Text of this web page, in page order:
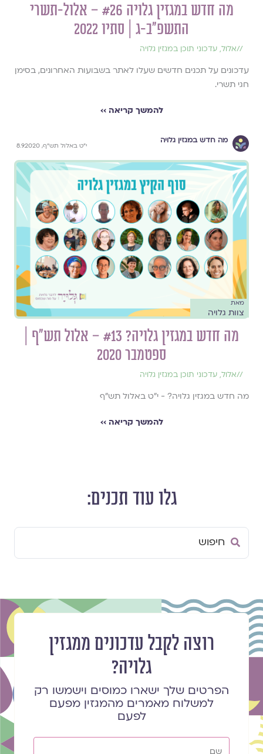
מה חדש במגזין גלויה #26 – אלול-תשרי
התשפ״ב-ג | סתיו 2022
//אלול, עדכוני תוכן במגזין גלויה
עדכונים על תכנים חדשים שעלו לאתר בשבועות האחרונים, בסימן
חגי תשרי.
להמשך קריאה ››
מה חדש במגזין גלויה
י"ט באלול תש"ף, 8.9.2020
מאת
צוות גלויה
מה חדש במגזין גלויה? #13 – אלול תש"ף |
ספטמבר 2020
//אלול, עדכוני תוכן במגזין גלויה
מה חדש במגזין גלויה? - י"ט באלול תש"ף
להמשך קריאה ››
גלו עוד תכנים:
Search
רוצה לקבל עדכונים ממגזין
גלויה?
הפרטים שלך ישארו כמוסים וישמשו רק
למשלוח מאמרים מהמגזין מפעם
לפעם